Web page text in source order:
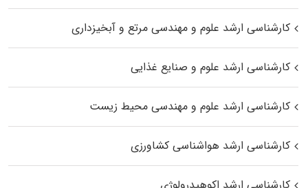
کارشناسی ارشد علوم و مهندسی مرتع و آبخیزداری
کارشناسی ارشد علوم و صنایع غذایی
کارشناسی ارشد علوم و مهندسی محیط زیست
کارشناسی ارشد هواشناسی کشاورزی